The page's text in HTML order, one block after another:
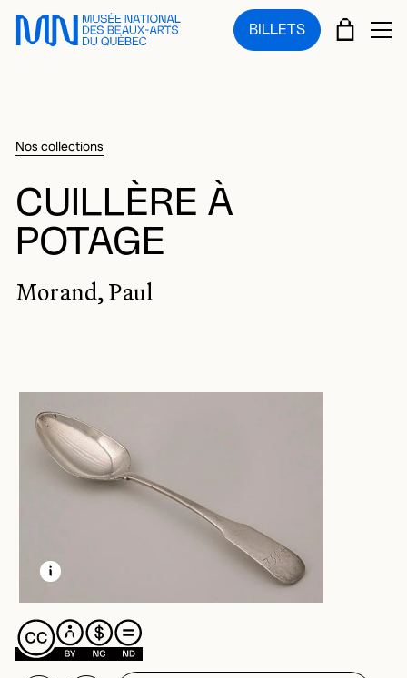
Sauter au menu principal
Sauter au contenu principal
Sauter au pied de page
BILLETS PANIER
Nos collections
CUILLÈRE À
POTAGE
Morand, Paul
EN SAVOIR PLUS SUR CETTE IMAGE
OUVRIR LA MODALE